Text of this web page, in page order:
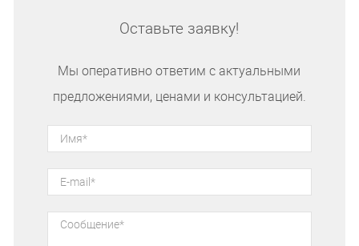
Оставьте заявку!
Мы оперативно ответим с актуальными
предложениями, ценами и консультацией.